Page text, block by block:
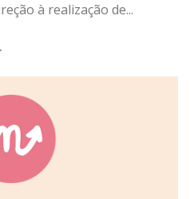
à realização de...